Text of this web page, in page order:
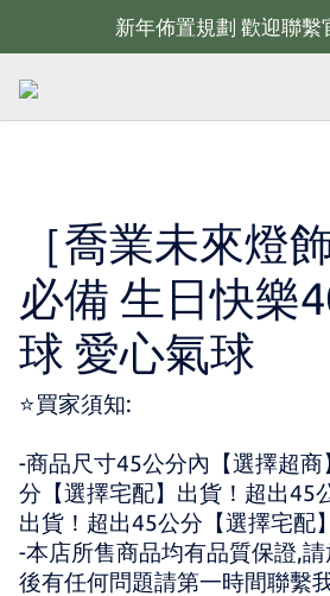
新年佈置規劃 歡迎聯繫
新年佈置規劃 歡迎聯繫
新年燈飾 現貨供應；大量採
［喬業未來燈
必備 生日快樂
球 愛心氣球
⭐買家須知:
-商品尺寸45公分內【選擇超
分【選擇宅配】出貨！超出45
出貨！超出45公分【選擇宅配
-本店所售商品均有品質保證,
後有任何問題請第一時間聯繫